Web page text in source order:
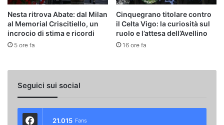
Nesta ritrova Abate: dal Milan
al Memorial Criscitiello, un
incrocio di stima e ricordi
5 ore fa
Cinquegrano titolare contro
il Celta Vigo: la curiosità sul
ruolo e l’attesa dell’Avellino
16 ore fa
Seguici sui social
21.015 Fans